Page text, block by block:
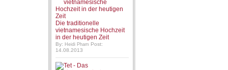
Die traditionelle
vietnamesische Hochzeit
in der heutigen Zeit
By:Heidi Pham Post:
14.08.2013